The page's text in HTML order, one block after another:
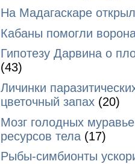
На Мадагаскаре
Кабаны помогли
Гипотезу Дарвина о
(43)
Личинки
цветочный запах (20)
Мозг голодных
ресурсов тела (17)
Рыбы-симбионты